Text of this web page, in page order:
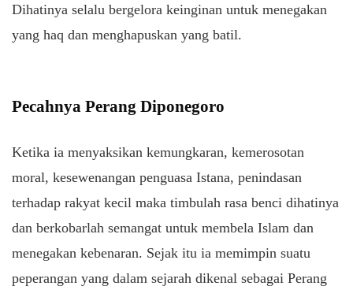
Dihatinya selalu bergelora keinginan untuk menegakan
yang haq dan menghapuskan yang batil.
Pecahnya Perang Diponegoro
Ketika ia menyaksikan kemungkaran, kemerosotan
moral, kesewenangan penguasa Istana, penindasan
terhadap rakyat kecil maka timbulah rasa benci dihatinya
dan berkobarlah semangat untuk membela Islam dan
menegakan kebenaran. Sejak itu ia memimpin suatu
peperangan yang dalam sejarah dikenal sebagai Perang